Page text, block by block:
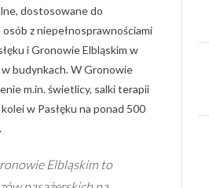
dostosowane do
z niepełnosprawnościami
i Gronowie Elbląskim w
w budynkach. W Gronowie
m.in. świetlicy, salki terapii
w Pasłęku na ponad 500
Elbląskim to